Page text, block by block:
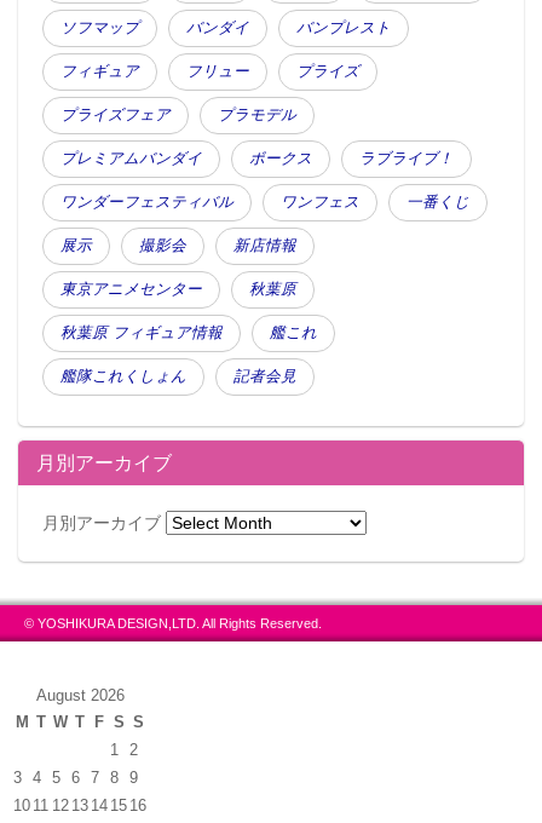
ソフマップ バンダイ バンプレスト
フィギュア フリュー プライズ
プライズフェア プラモデル
プレミアムバンダイ ボークス ラブライブ！
ワンダーフェスティバル ワンフェス 一番くじ
展示 撮影会 新店情報
東京アニメセンター 秋葉原
秋葉原 フィギュア情報 艦これ
艦隊これくしょん 記者会見
月別アーカイブ
月別アーカイブ
© YOSHIKURA DESIGN,LTD. All Rights Reserved.
August 2026
M T W T F S S
1
2
3
4 5 6 7 8
9
10 11 12 13 14 15 16